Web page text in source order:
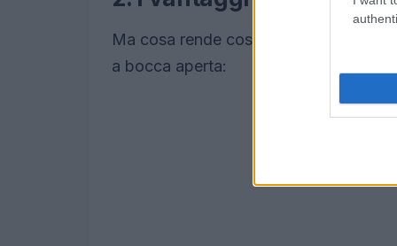
Ma cosa rende così affascinanti
a bocca aperta: